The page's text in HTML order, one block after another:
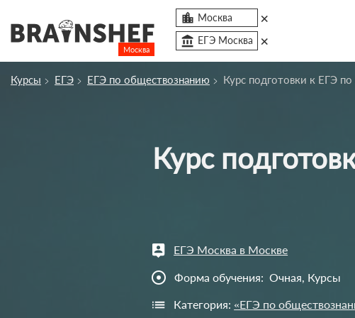
Москва
 Москва ×
account_balance ЕГЭ Москва ×
Курсы ЕГЭ ЕГЭ по обществознанию Курс подготовки к ЕГЭ
Курс подготовки к ЕГЭ по обществознанию «ЕГЭ
ЕГЭ Москва в Москве
adjust Форма обучения:Очная, Курсы
Категория: «ЕГЭ по